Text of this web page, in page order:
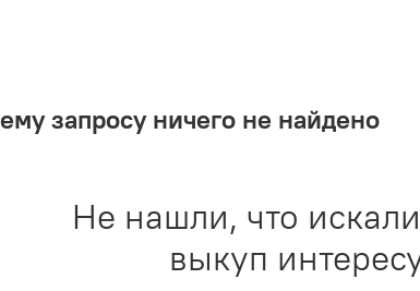
запросу ничего не найдено
Не нашли, что
выкуп